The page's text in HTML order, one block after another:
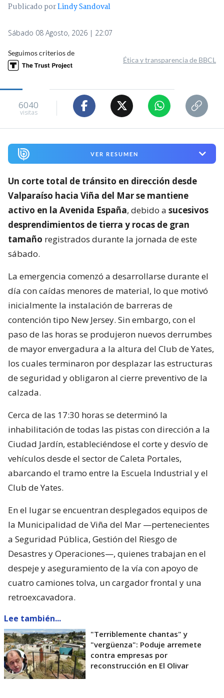
Publicado porLindy Sandoval
Sábado 08 Agosto, 2026 | 22:07
Seguimos criterios de
Ética y transparencia de BBCL
6040
visitas
VER RESUMEN
Un corte total de tránsito en dirección desde
Valparaíso hacia Viña del Mar se mantiene
activo en la Avenida España, debido a sucesivos
desprendimientos de tierra y rocas de gran
tamaño registrados durante la jornada de este
sábado.
La emergencia comenzó a desarrollarse durante el
día con caídas menores de material, lo que motivó
inicialmente la instalación de barreras de
contención tipo New Jersey. Sin embargo, con el
paso de las horas se produjeron nuevos derrumbes
de mayor envergadura a la altura del Club de Yates,
los cuales terminaron por desplazar las estructuras
de seguridad y obligaron al cierre preventivo de la
calzada.
Cerca de las 17:30 horas se determinó la
inhabilitación de todas las pistas con dirección a la
Ciudad Jardín, estableciéndose el corte y desvío de
vehículos desde el sector de Caleta Portales,
abarcando el tramo entre la Escuela Industrial y el
Club de Yates.
En el lugar se encuentran desplegados equipos de
la Municipalidad de Viña del Mar —pertenecientes
a Seguridad Pública, Gestión del Riesgo de
Desastres y Operaciones—, quienes trabajan en el
despeje y aseguramiento de la vía con apoyo de
cuatro camiones tolva, un cargador frontal y una
retroexcavadora.
Lee también...
"Terriblemente chantas" y
"vergüenza": Poduje arremete
contra empresas por
reconstrucción en El Olivar